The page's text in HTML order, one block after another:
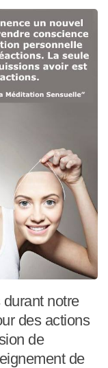
notre
des actions
de
de